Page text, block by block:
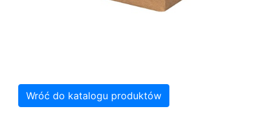
Wróć do katalogu produktów